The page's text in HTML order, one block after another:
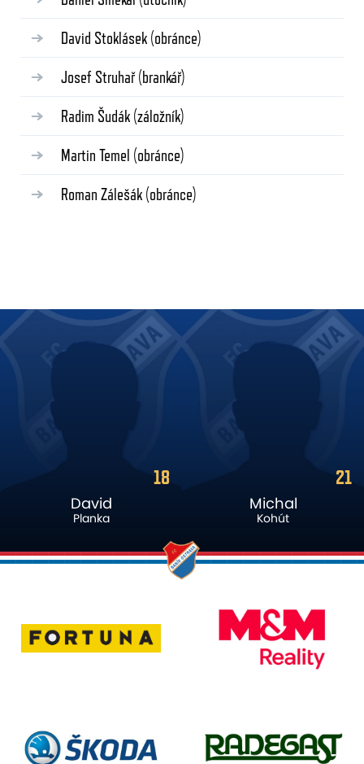
David Stoklásek (obránce)
Josef Struhař(brankář)
Radim Šudák (záložník)
Martin Temel (obránce)
Roman Zálešák (obránce)
21
Michal
Kohút
19
Filip
Šancl